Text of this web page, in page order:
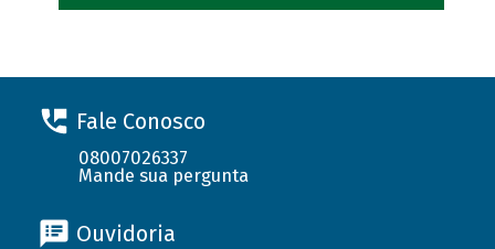
Fale Conosco
08007026337
Mande sua pergunta
Ouvidoria